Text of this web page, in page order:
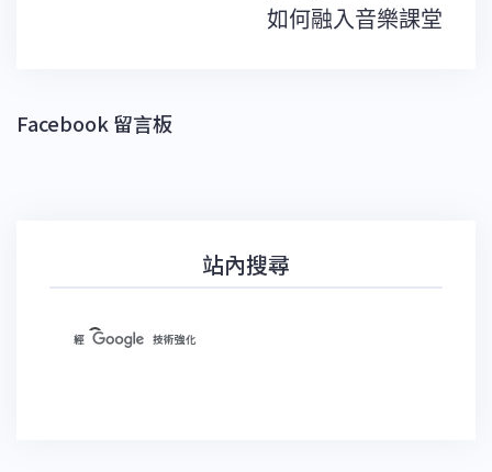
如何融入音樂課堂
Facebook 留言板
站內搜尋